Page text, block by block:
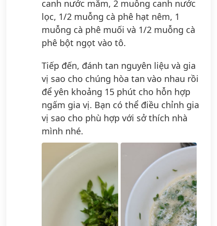
canh nước mắm, 2 muỗng canh nước
lọc, 1/2 muỗng cà phê hạt nêm, 1
muỗng cà phê muối và 1/2 muỗng cà
phê bột ngọt vào tô.
Tiếp đến, đánh tan nguyên liệu và gia
vị sao cho chúng hòa tan vào nhau rồi
để yên khoảng 15 phút cho hỗn hợp
ngấm gia vị. Bạn có thể điều chỉnh gia
vị sao cho phù hợp với sở thích nhà
mình nhé.